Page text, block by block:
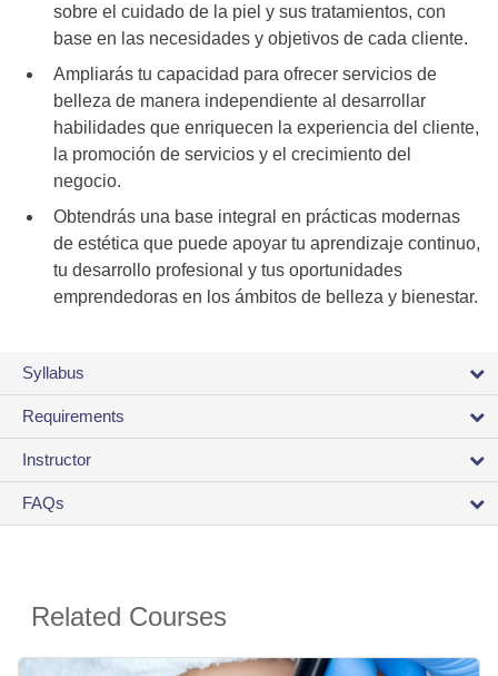
sobre el cuidado de la piel y sus tratamientos, con
base en las necesidades y objetivos de cada cliente.
Ampliarás tu capacidad para ofrecer servicios de
belleza de manera independiente al desarrollar
habilidades que enriquecen la experiencia del cliente,
la promoción de servicios y el crecimiento del
negocio.
Obtendrás una base integral en prácticas modernas
de estética que puede apoyar tu aprendizaje continuo,
tu desarrollo profesional y tus oportunidades
emprendedoras en los ámbitos de belleza y bienestar.
Syllabus
Requirements
Instructor
FAQs
Related Courses